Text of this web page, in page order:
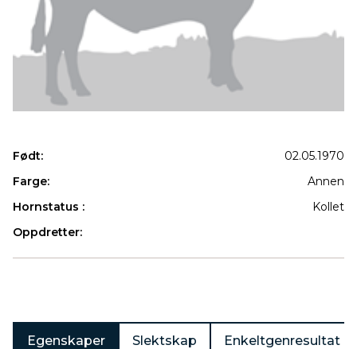
Født:
02.05.1970
Farge:
Annen
Hornstatus :
Kollet
Oppdretter:
Egenskaper Slektskap Enkeltgenresultat